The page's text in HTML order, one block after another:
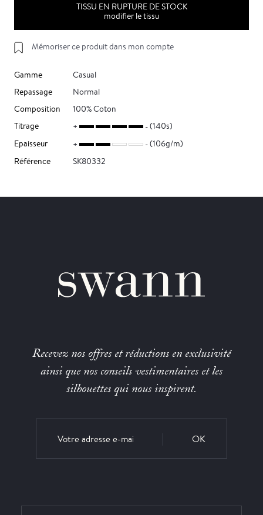
TISSU EN RUPTURE DE STOCK
modifier le tissu
Mémoriser ce produit dans mon compte
Gamme
Casual
Repassage
Normal
Composition
100% Coton
Titrage
(140s)
Epaisseur
(106g/m)
Référence
SK80332
Recevez nos offres et réductions en exclusivité
ainsi que nos conseils vestimentaires et les
silhouettes qui nous inspirent.
OK